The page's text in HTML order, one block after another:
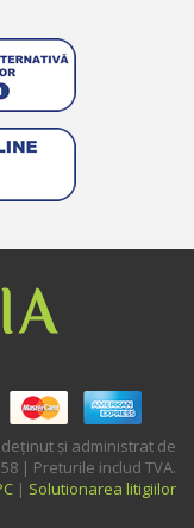
şi administrat de
| Preturile includ TVA.
| Solutionarea litigiilor